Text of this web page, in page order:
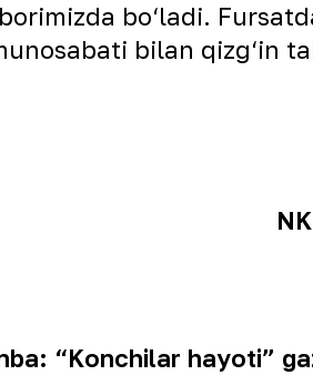
bo‘ladi.
bilan qizg‘in
“Konchilar hayoti”